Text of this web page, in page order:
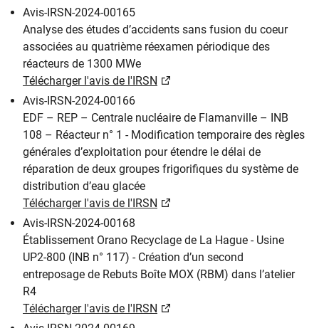
Avis-IRSN-2024-00165
Analyse des études d’accidents sans fusion du coeur
associées au quatrième réexamen périodique des
réacteurs de 1300 MWe
Télécharger l'avis de l'IRSN
Avis-IRSN-2024-00166
EDF – REP – Centrale nucléaire de Flamanville – INB
108 – Réacteur n° 1 - Modification temporaire des règles
générales d’exploitation pour étendre le délai de
réparation de deux groupes frigorifiques du système de
distribution d’eau glacée
Télécharger l'avis de l'IRSN
Avis-IRSN-2024-00168
Établissement Orano Recyclage de La Hague - Usine
UP2-800 (INB n° 117) - Création d’un second
entreposage de Rebuts Boîte MOX (RBM) dans l’atelier
R4
Télécharger l'avis de l'IRSN